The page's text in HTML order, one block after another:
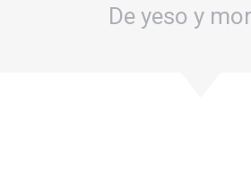
De yeso y